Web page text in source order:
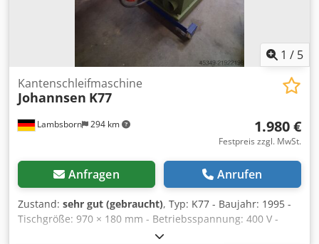
1 / 5
Lambsborn 294 km
Kantenschleifmaschine
Johannsen K77
1.980 €
Festpreis zzgl. MwSt.
Anfragen Anrufen
Zustand: sehr gut (gebraucht), Typ: K77 - Baujahr: 1995 -
Tischgröße: 970 × 180 mm - Betriebsspannung: 400 V -
Stromspannung: 230 V Dodpfx Asy Sap Aogleck - Leistung: